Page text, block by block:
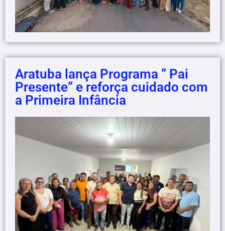
Aratuba lança Programa ” Pai
Presente” e reforça cuidado com
a Primeira Infância